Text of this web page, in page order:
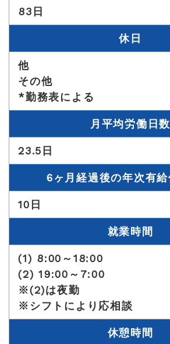
83日
休日
他
その他
*勤務表による
月平均労働日数
23.5日
6ヶ月経過後の年次有
10日
就業時間
(1) 8:00～18:00
(2) 19:00～7:00
※(2)は夜勤
※シフトにより応相談
休憩時間